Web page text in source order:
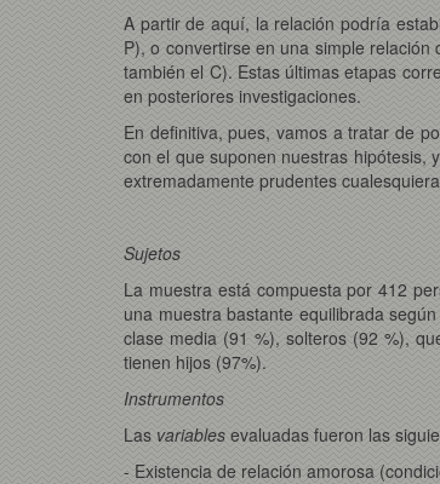
A partir de aquí, la relación podría
P), o convertirse en una simple
también el C). Estas últimas etapas
en posteriores investigaciones.
En definitiva, pues, vamos a tratar de
con el que suponen nuestras hipótesis,
extremadamente prudentes
Sujetos
La muestra está compuesta por 412
una muestra bastante equilibrada
clase media (91 %), solteros (92 %),
tienen hijos (97%).
Instrumentos
Las variables evaluadas fueron las
- Existencia de relación amorosa